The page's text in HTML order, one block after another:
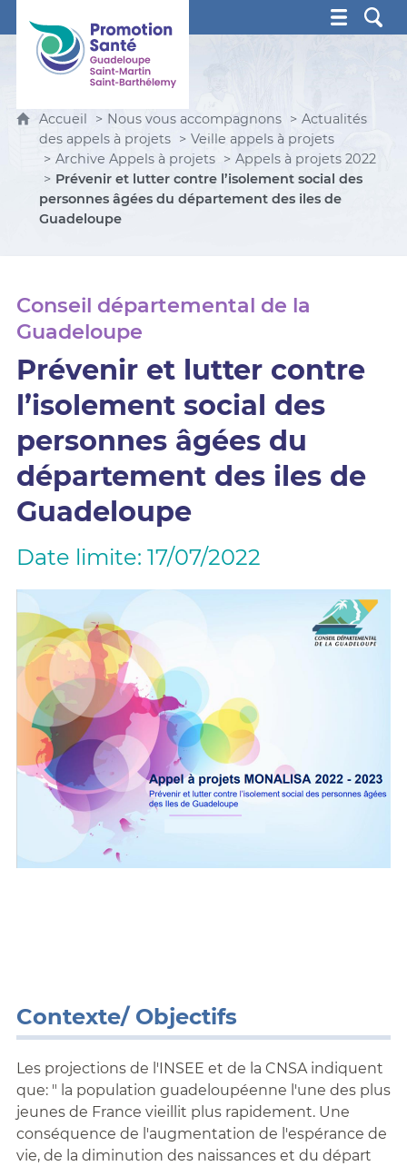
Promotion Santé Guadeloupe, Saint-Martin, Saint
Accueil Nous vous accompagnons
Actualités
des appels à projets
Veille appels à projets
Archive Appels à projets
Appels à projets 2022
Prévenir et lutter contre l’isolement social des
personnes âgées du département des iles de
Guadeloupe
Conseil départemental de la
Guadeloupe
Prévenir et lutter contre
l’isolement social des
personnes âgées du
département des iles de
Guadeloupe
Date limite: 17/07/2022
Contexte/ Objectifs
Les projections de l'INSEE et de la CNSA indiquent
que: " la population guadeloupéenne l'une des plus
jeunes de France vieillit plus rapidement. Une
conséquence de l'augmentation de l'espérance de
vie, de la diminution des naissances et du départ